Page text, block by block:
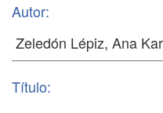
Autor:
Título: